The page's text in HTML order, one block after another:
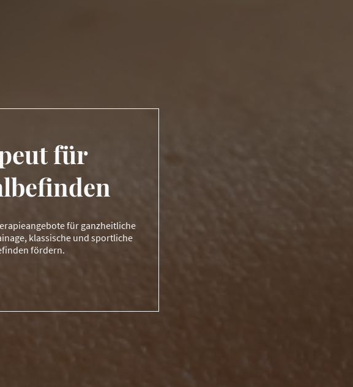
für
für ganzheitliche
klassische und sportliche
fördern.